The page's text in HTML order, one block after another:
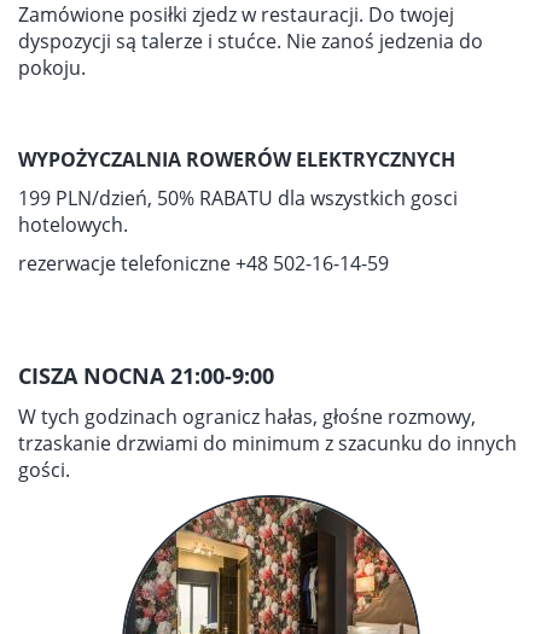
Zamówione posiłki zjedz w restauracji. Do twojej
dyspozycji są talerze i stućce. Nie zanoś jedzenia do
pokoju.
WYPOŻYCZALNIA ROWERÓW ELEKTRYCZNYCH
199 PLN/dzień, 50% RABATU dla wszystkich gosci
hotelowych.
rezerwacje telefoniczne +48 502-16-14-59
CISZA NOCNA 21:00-9:00
W tych godzinach ogranicz hałas, głośne rozmowy,
trzaskanie drzwiami do minimum z szacunku do innych
gości.